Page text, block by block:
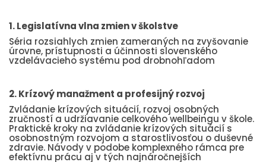
1. Legislatívna vlna zmien v školstve
Séria rozsiahlych zmien zameraných na zvyšovanie
úrovne, prístupnosti a účinnosti slovenského
vzdelávacieho systému pod drobnohľadom
2. Krízový manažment a profesijný rozvoj
Zvládanie krízových situácií, rozvoj osobných
zručností a udržiavanie celkového wellbeingu v škole.
Praktické kroky na zvládanie krízových situácií s
osobnostným rozvojom a starostlivosťou o duševné
zdravie. Návody v podobe komplexného rámca pre
efektívnu prácu aj v tých najnáročnejších